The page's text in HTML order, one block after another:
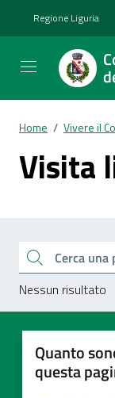
Regione Liguria
Home / Vivere il
Visita
Cerca una parola chiave
Nessun risultato
Quanto
questa